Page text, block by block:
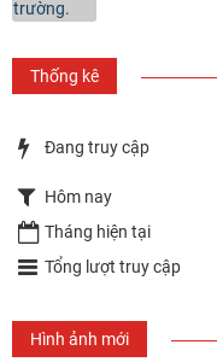
Thống kê
Đang truy cập
Hôm nay
Tháng hiện tại
Tổng lượt truy cập
Hình ảnh mới